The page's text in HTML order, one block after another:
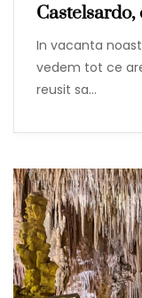
In vacanta
vedem tot ce
reusit sa…